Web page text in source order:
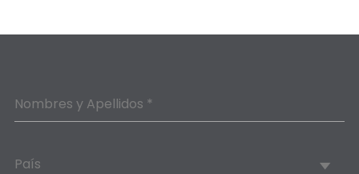
Nombres y Apellidos *
País